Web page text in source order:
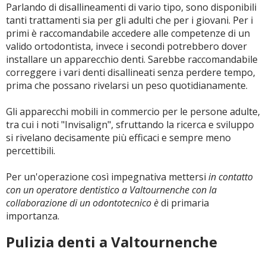
Parlando di disallineamenti di vario tipo, sono disponibili
tanti trattamenti sia per gli adulti che per i giovani. Per i
primi è raccomandabile accedere alle competenze di un
valido ortodontista, invece i secondi potrebbero dover
installare un apparecchio denti. Sarebbe raccomandabile
correggere i vari denti disallineati senza perdere tempo,
prima che possano rivelarsi un peso quotidianamente.
Gli apparecchi mobili in commercio per le persone adulte,
tra cui i noti "Invisalign", sfruttando la ricerca e sviluppo
si rivelano decisamente più efficaci e sempre meno
percettibili.
Per un'operazione così impegnativa mettersi in contatto
con un operatore dentistico a Valtournenche con la
collaborazione di un odontotecnico èdi primaria
importanza.
Pulizia denti a Valtournenche